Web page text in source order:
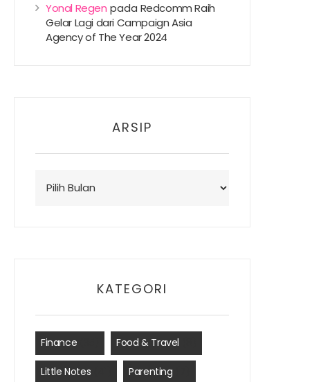
Yonal Regen pada Redcomm Raih
Gelar Lagi dari Campaign Asia
Agency of The Year 2024
ARSIP
KATEGORI
Finance Food & Travel
Little Notes Parenting